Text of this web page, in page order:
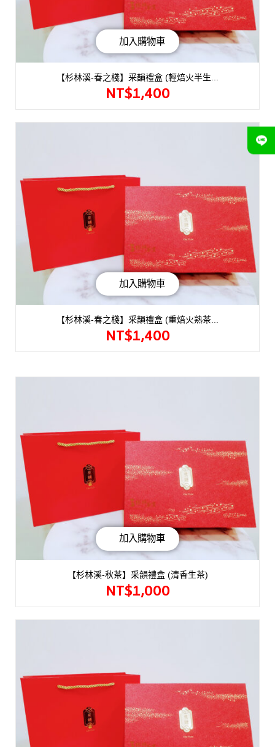
加入購物車
【杉林溪-春之棧】采韻禮盒 (輕焙火半生...
NT$1,400
加入購物車
【杉林溪-春之棧】采韻禮盒 (重焙火熟茶...
NT$1,400
加入購物車
【杉林溪-秋茶】采韻禮盒 (清香生茶)
NT$1,000